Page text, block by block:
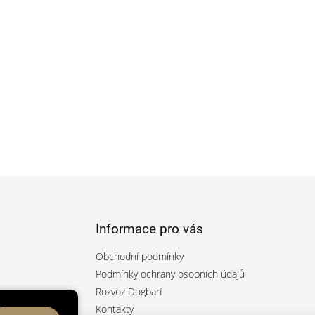
Informace pro vás
Obchodní podmínky
Podmínky ochrany osobních údajů
Rozvoz Dogbarf
Kontakty